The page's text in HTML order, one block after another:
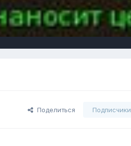
Поделиться Подписчики